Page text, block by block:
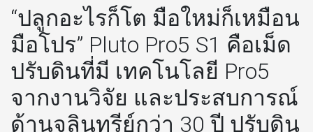
“ปลูกอะไรก็โต มือใหม่ก็เหมือน
มือโปร” Pluto Pro5 S1 คือเม็ด
ปรับดินที่มี เทคโนโลยี Pro5
จากงานวิจัย และประสบการณ์
ด้านจุลินทรีย์กว่า 30 ปี ปรับดิน